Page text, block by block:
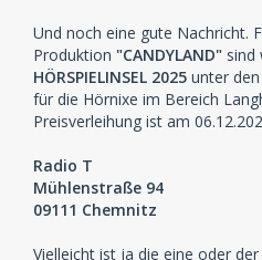
Und noch eine gute Nachricht.
Produktion "CANDYLAND" sind
HÖRSPIELINSEL 2025 unter
für die Hörnixe im Bereich
Preisverleihung ist am
Radio T
Mühlenstraße 94
09111 Chemnitz
Vielleicht ist ja die eine oder